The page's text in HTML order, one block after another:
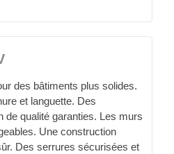
des bâtiments plus solides.
et languette. Des
de qualité garanties. Les murs
Une construction
Des serrures sécurisées et